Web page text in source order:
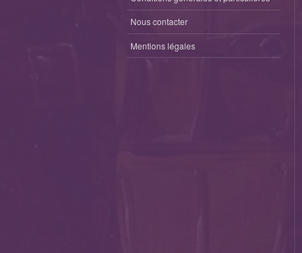
Nous contacter
Mentions légales